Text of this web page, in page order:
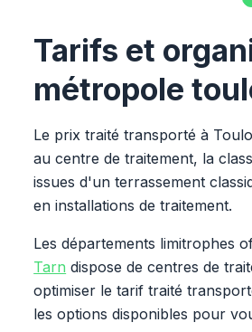
Tarifs et
métropole
Le prix traité transporté à
au centre de traitement, la
issues d'un terrassement
en installations de traitement.
Les départements limitrophes
Tarn dispose de centres de
optimiser le tarif traité
les options disponibles pour